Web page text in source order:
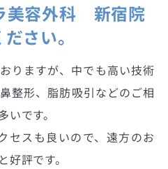
美容外科 新宿院
さい。
りますが、中でも高い技術
整形、脂肪吸引などのご相
です。
セスも良いので、遠方のお
評です。